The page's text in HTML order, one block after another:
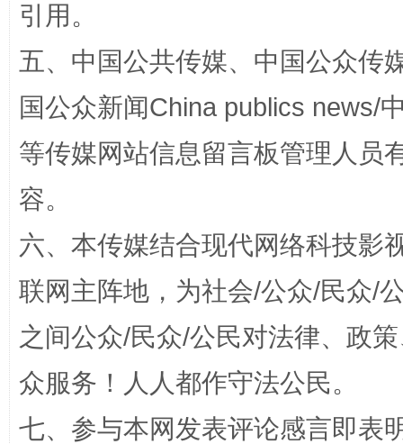
“蜀中异人”王建安的艺术幻境
引用。
五、中国公共传媒、中国公众传
国公众新闻China publics news/
等传媒网站信息留言板管理人员
容。
六、本传媒结合现代网络科技影
联网主阵地，为社会/公众/民众/
之间公众/民众/公民对法律、政
众服务！人人都作守法公民。
七、参与本网发表评论感言即表